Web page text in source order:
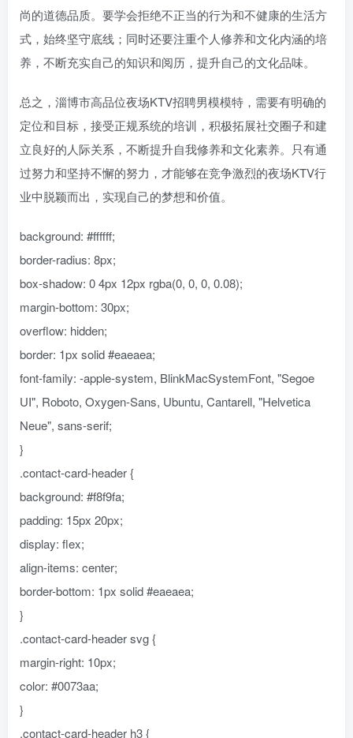
尚的道德品质。要学会拒绝不正当的行为和不健康的生活方
式，始终坚守底线；同时还要注重个人修养和文化内涵的培
养，不断充实自己的知识和阅历，提升自己的文化品味。
总之，淄博市高品位夜场KTV招聘男模模特，需要有明确的
定位和目标，接受正规系统的培训，积极拓展社交圈子和建
立良好的人际关系，不断提升自我修养和文化素养。只有通
过努力和坚持不懈的努力，才能够在竞争激烈的夜场KTV行
业中脱颖而出，实现自己的梦想和价值。
background: #ffffff;
border-radius: 8px;
box-shadow: 0 4px 12px rgba(0, 0, 0, 0.08);
margin-bottom: 30px;
overflow: hidden;
border: 1px solid #eaeaea;
font-family: -apple-system, BlinkMacSystemFont, "Segoe
UI", Roboto, Oxygen-Sans, Ubuntu, Cantarell, "Helvetica
Neue", sans-serif;
}
.contact-card-header {
background: #f8f9fa;
padding: 15px 20px;
display: flex;
align-items: center;
border-bottom: 1px solid #eaeaea;
}
.contact-card-header svg {
margin-right: 10px;
color: #0073aa;
}
.contact-card-header h3 {